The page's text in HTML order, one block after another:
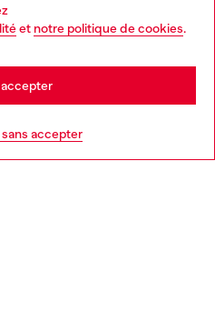
et notre politique de cookies.
accepter
plus
website, but it seems you